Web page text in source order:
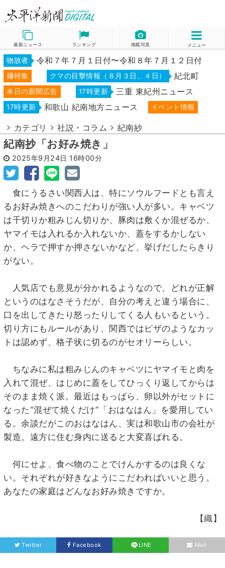
最新ニュース ランキング 掲載写真 メニュー
物故者 令和７年７月１日付〜令和８年７月１２日付
麺特集 クマの目撃情報（８月３日、４日） 紀北町
本日の新聞広告 17時更新 三重 東紀州ニュース
17時更新 和歌山 紀南地方ニュース イベント情報
カテゴリ 社説・コラム 紀南紗
紀南抄「お好み焼き」
2025年9月24日 16時00分
食にうるさい関西人は、特にソウルフードとも言え
るお好み焼きへのこだわりが強い人が多い。キャベツ
は千切りか粗みじん切りか、豚肉は敷くか混ぜるか、
ヤマイモは入れるか入れないか、蓋をするかしない
か、ヘラで押すか押さないかなど、挙げだしたらきり
がない。
人気店でも意見が分かれるようなので、どれが正解
というのはなさそうだが、自分の考えと違う場合に、
口を出してきたり怒ったりしてくる人もいるという。
切り方にもルールがあり、関西ではピザのようなカッ
トは認めず、格子状に切るのがセオリーらしい。
ちなみに私は粗みじんのキャベツにヤマイモと肉を
入れて混ぜ、はじめに蓋をしてひっくり返してからは
そのまま焼く派。最近はもっぱら、卵以外がセットに
なった“混ぜて焼くだけ”「おはなはん」を愛用してい
る。余談だがこのおはなはん、実は和歌山市の会社が
製造。遠方に住む身内に送ると大変喜ばれる。
何にせよ、食べ物のことでけんかするのは良くな
い。それぞれが好きなようにこだわればいいと思う。
あなたの家庭はどんなお好み焼きですか。
【織】
Twitter Facebook LINE Mail